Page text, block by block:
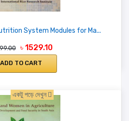
System Modules for Ma...
৳ 1529.10
ADD TO CART
একটু পড়ে দেখুন